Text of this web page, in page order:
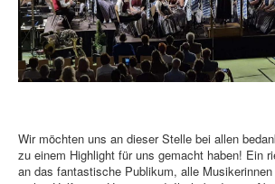
Wir möchten uns an dieser Stelle bei allen
zu einem Highlight für uns gemacht haben! Ein
an das fantastische Publikum, alle